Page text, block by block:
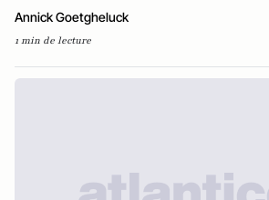
Annick Goetgheluck
1 min de lecture